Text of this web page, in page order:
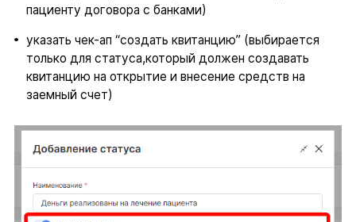
пациенту договора с банками)
указать чек-ап “создать квитанцию” (выбирается
только для статуса,который должен создавать
квитанцию на открытие и внесение средств на
заемный счет)